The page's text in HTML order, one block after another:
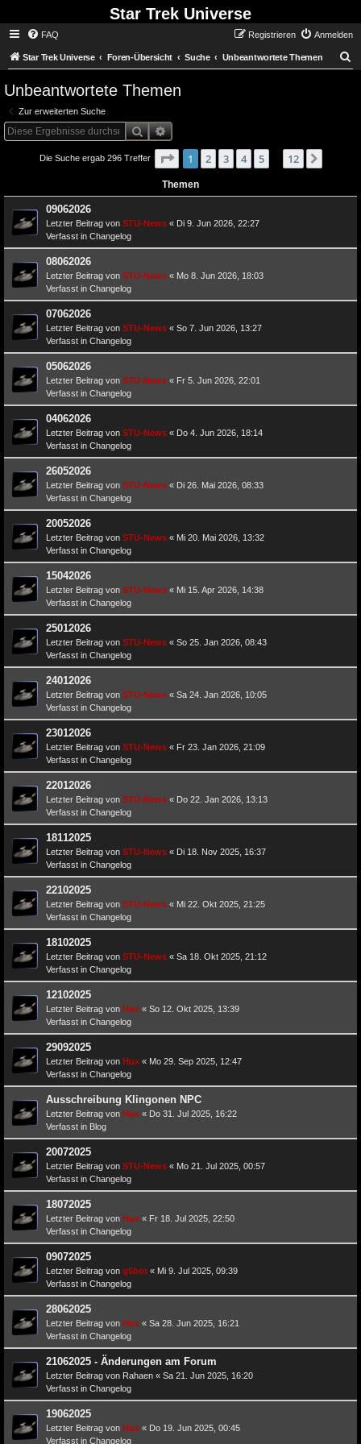
Star Trek Universe
FAQ Anmelden
Registrieren
Star Trek Universe Foren-Übersicht Suche Unbeantwortete Themen
Unbeantwortete Themen
Zur erweiterten Suche
SucheErweiterte Suche
Die Suche ergab 296 Treffer Seite 1 von 12
1 2 3 4 5 12
Themen
09062026
Letzter Beitrag von STU-News « Di 9. Jun 2026, 22:27
Verfasst in Changelog
08062026
Letzter Beitrag von STU-News « Mo 8. Jun 2026, 18:03
Verfasst in Changelog
07062026
Letzter Beitrag von STU-News « So 7. Jun 2026, 13:27
Verfasst in Changelog
05062026
Letzter Beitrag von STU-News « Fr 5. Jun 2026, 22:01
Verfasst in Changelog
04062026
Letzter Beitrag von STU-News « Do 4. Jun 2026, 18:14
Verfasst in Changelog
26052026
Letzter Beitrag von STU-News « Di 26. Mai 2026, 08:33
Verfasst in Changelog
20052026
Letzter Beitrag von STU-News « Mi 20. Mai 2026, 13:32
Verfasst in Changelog
15042026
Letzter Beitrag von STU-News « Mi 15. Apr 2026, 14:38
Verfasst in Changelog
25012026
Letzter Beitrag von STU-News « So 25. Jan 2026, 08:43
Verfasst in Changelog
24012026
Letzter Beitrag von STU-News « Sa 24. Jan 2026, 10:05
Verfasst in Changelog
23012026
Letzter Beitrag von STU-News « Fr 23. Jan 2026, 21:09
Verfasst in Changelog
22012026
Letzter Beitrag von STU-News « Do 22. Jan 2026, 13:13
Verfasst in Changelog
18112025
Letzter Beitrag von STU-News « Di 18. Nov 2025, 16:37
Verfasst in Changelog
22102025
Letzter Beitrag von STU-News « Mi 22. Okt 2025, 21:25
Verfasst in Changelog
18102025
Letzter Beitrag von STU-News « Sa 18. Okt 2025, 21:12
Verfasst in Changelog
12102025
Letzter Beitrag von Hux « So 12. Okt 2025, 13:39
Verfasst in Changelog
29092025
Letzter Beitrag von Hux « Mo 29. Sep 2025, 12:47
Verfasst in Changelog
Ausschreibung Klingonen NPC
Letzter Beitrag von Hux « Do 31. Jul 2025, 16:22
Verfasst in Blog
20072025
Letzter Beitrag von STU-News « Mo 21. Jul 2025, 00:57
Verfasst in Changelog
18072025
Letzter Beitrag von Hux « Fr 18. Jul 2025, 22:50
Verfasst in Changelog
09072025
Letzter Beitrag von g5bot « Mi 9. Jul 2025, 09:39
Verfasst in Changelog
28062025
Letzter Beitrag von Hux « Sa 28. Jun 2025, 16:21
Verfasst in Changelog
21062025 - Änderungen am Forum
Letzter Beitrag von Rahaen « Sa 21. Jun 2025, 16:20
Verfasst in Changelog
19062025
Letzter Beitrag von Hux « Do 19. Jun 2025, 00:45
Verfasst in Changelog